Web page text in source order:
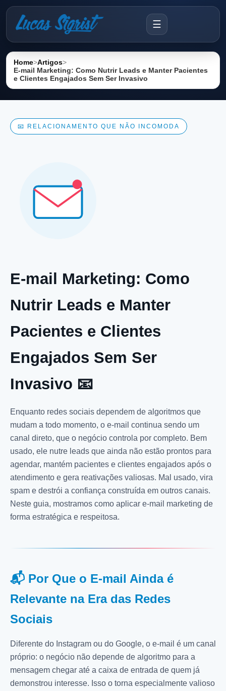
☰
Home>Artigos>
E-mail Marketing: Como Nutrir Leads e Manter Pacientes
e Clientes Engajados Sem Ser Invasivo
📧 RELACIONAMENTO QUE NÃO INCOMODA
E-mail Marketing: Como
Nutrir Leads e Manter
Pacientes e Clientes
Engajados Sem Ser
Invasivo 📧
Enquanto redes sociais dependem de algoritmos que
mudam a todo momento, o e-mail continua sendo um
canal direto, que o negócio controla por completo. Bem
usado, ele nutre leads que ainda não estão prontos para
agendar, mantém pacientes e clientes engajados após o
atendimento e gera reativações valiosas. Mal usado, vira
spam e destrói a confiança construída em outros canais.
Neste guia, mostramos como aplicar e-mail marketing de
forma estratégica e respeitosa.
📬 Por Que o E-mail Ainda é
Relevante na Era das Redes
Sociais
Diferente do Instagram ou do Google, o e-mail é um canal
próprio: o negócio não depende de algoritmo para a
mensagem chegar até a caixa de entrada de quem já
demonstrou interesse. Isso o torna especialmente valioso